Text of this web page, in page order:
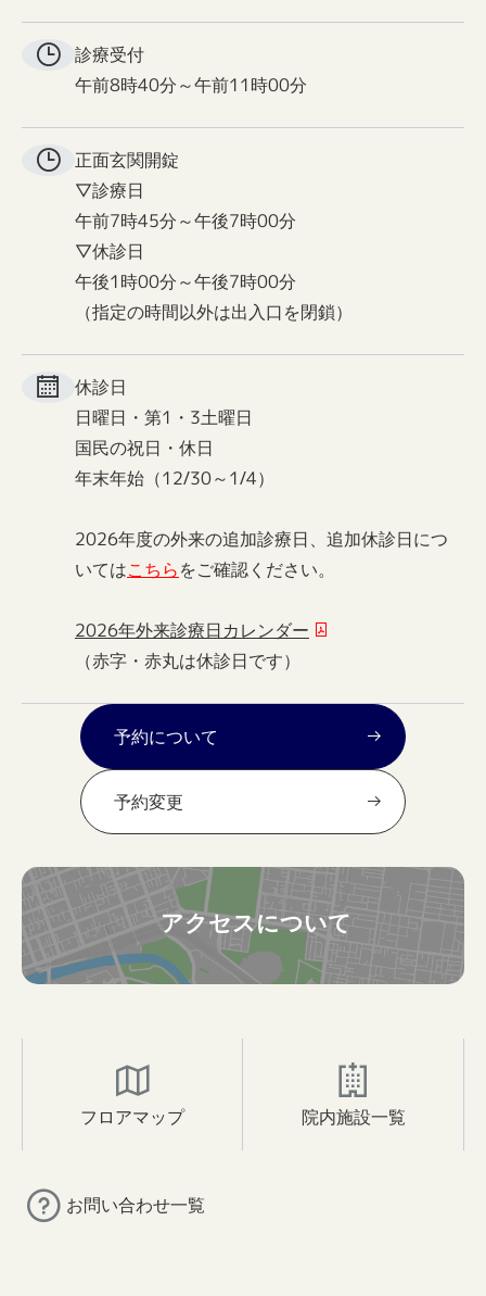
診療受付
午前8時40分～午前11時00分
正面玄関開錠
▽診療日
午前7時45分～午後7時00分
▽休診日
午後1時00分～午後7時00分
（指定の時間以外は出入口を閉鎖）
休診日
日曜日・第1・3土曜日
国民の祝日・休日
年末年始（12/30～1/4）
2026年度の外来の追加診療日、追加休診日につ
いてはこちらをご確認ください。
2026年外来診療日カレンダー
（赤字・赤丸は休診日です）
予約について
予約変更
アクセスについて
フロアマップ 院内施設一覧
お問い合わせ一覧